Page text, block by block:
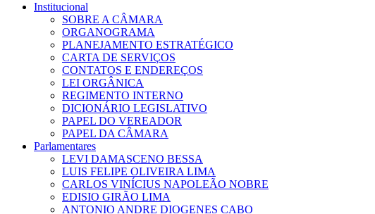
Institucional
SOBRE A CÂMARA
ORGANOGRAMA
PLANEJAMENTO ESTRATÉGICO
CARTA DE SERVIÇOS
CONTATOS E ENDEREÇOS
LEI ORGÂNICA
REGIMENTO INTERNO
DICIONÁRIO LEGISLATIVO
PAPEL DO VEREADOR
PAPEL DA CÂMARA
Parlamentares
LEVI DAMASCENO BESSA
LUIS FELIPE OLIVEIRA LIMA
CARLOS VINÍCIUS NAPOLEÃO NOBRE
EDISIO GIRÃO LIMA
ANTONIO ANDRE DIOGENES CABO